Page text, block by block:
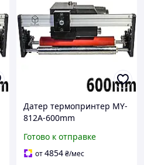
Датер термопринтер MY-
812A-600mm
термодатер 60см
Промышленный датер
Готово к отправке
от4854₴/мес